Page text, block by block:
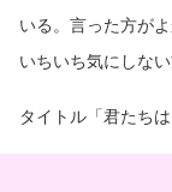
いる。言った方が
いちいち気にしな
タイトル「君たち